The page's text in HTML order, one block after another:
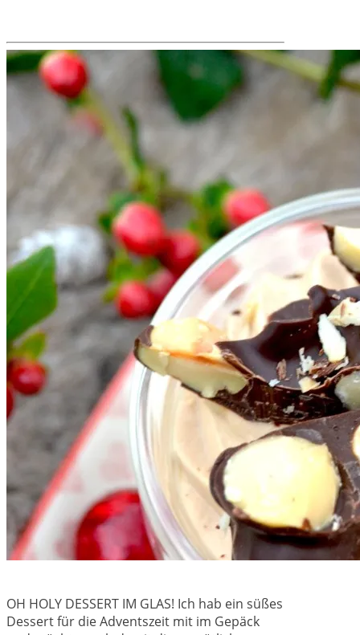
OH HOLY DESSERT IM GLAS! Ich hab ein süßes
Dessert für die Adventszeit mit im Gepäck